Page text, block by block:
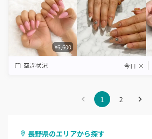
¥6,600
空き状況 今日 ×
1 2
長野県のエリアから探す